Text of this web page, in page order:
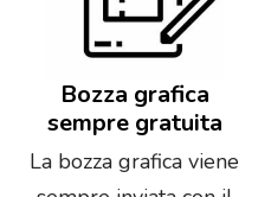
Bozza grafica
sempre gratuita
La bozza grafica viene